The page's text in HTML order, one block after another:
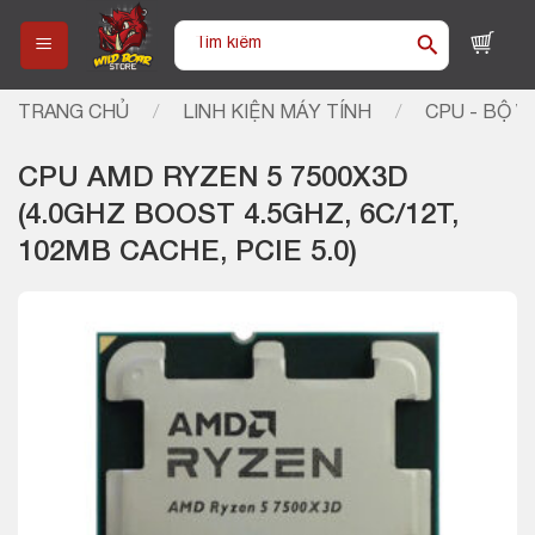
content
Tìm
TRANG CHỦ / LINH KIỆN MÁY TÍNH / CPU - BỘ
CPU AMD RYZEN 5 7500X3D
(4.0GHZ BOOST 4.5GHZ, 6C/12T,
102MB CACHE, PCIE 5.0)